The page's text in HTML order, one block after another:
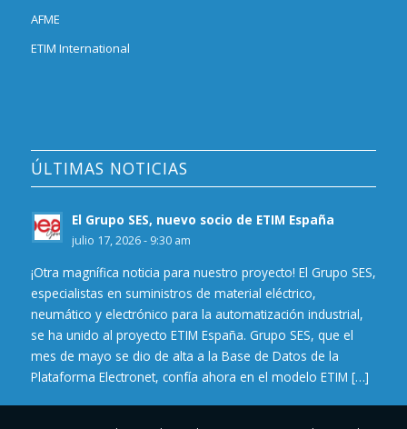
AFME
ETIM International
ÚLTIMAS NOTICIAS
El Grupo SES, nuevo socio de ETIM España
julio 17, 2026 - 9:30 am
¡Otra magnífica noticia para nuestro proyecto! El Grupo SES,
especialistas en suministros de material eléctrico,
neumático y electrónico para la automatización industrial,
se ha unido al proyecto ETIM España. Grupo SES, que el
mes de mayo se dio de alta a la Base de Datos de la
Plataforma Electronet, confía ahora en el modelo ETIM […]